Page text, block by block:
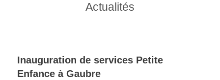
Actualités
Inauguration de services Petite
Enfance à Gaubre